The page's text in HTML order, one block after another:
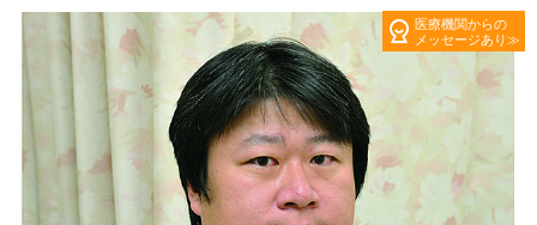
医療機関からの
メッセージあり